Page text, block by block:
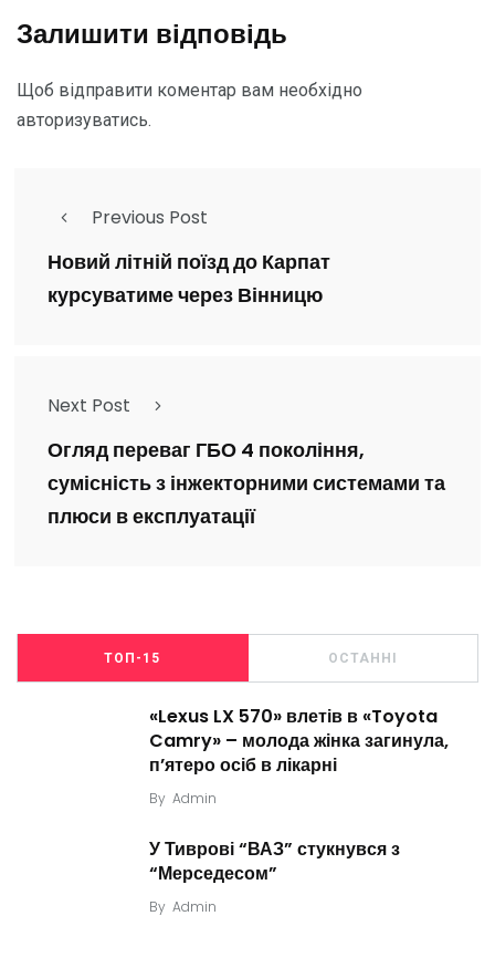
Залишити відповідь
Щоб відправити коментар вам необхідно
авторизуватись.
Previous Post
Новий літній поїзд до Карпат
курсуватиме через Вінницю
Next Post
Огляд переваг ГБО 4 покоління,
сумісність з інжекторними системами та
плюси в експлуатації
ТОП-15 ОСТАННІ
«Lexus LX 570» влетів в «Toyota
Camry» – молода жінка загинула,
п’ятеро осіб в лікарні
By Admin
У Тиврові “ВАЗ” стукнувся з
“Мерседесом”
By Admin